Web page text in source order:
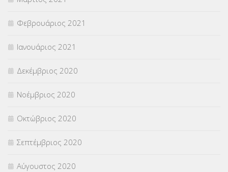
Φεβρουάριος 2021
Ιανουάριος 2021
Δεκέμβριος 2020
Νοέμβριος 2020
Οκτώβριος 2020
Σεπτέμβριος 2020
Αύγουστος 2020